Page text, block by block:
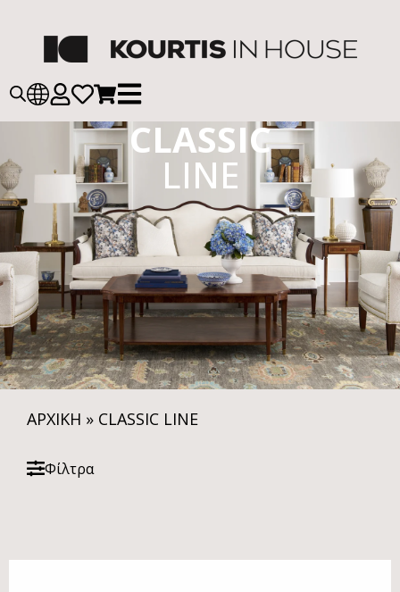
CLASSIC
LINE
ΑΡΧΙΚΗ » CLASSIC LINE
Φίλτρα